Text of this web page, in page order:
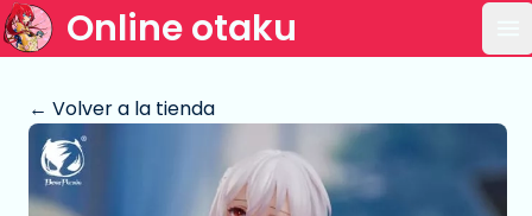
Online otaku
← Volver a la tienda